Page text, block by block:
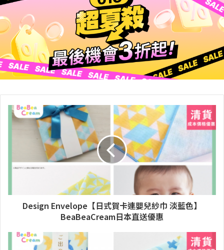
Design Envelope【日式賀卡連嬰兒紗巾 淡藍色】
BeaBeaCream日本直送優惠